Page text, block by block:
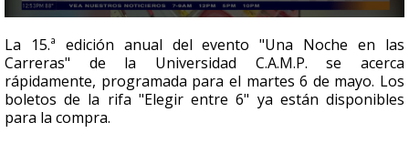
seconds
of
3
minutes,
53
seconds
La 15.ª edición anual del evento "Una Noche en las
Carreras" de la Universidad C.A.M.P. se acerca
rápidamente, programada para el martes 6 de mayo. Los
boletos de la rifa "Elegir entre 6" ya están disponibles
para la compra.